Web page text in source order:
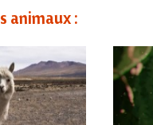
animaux :